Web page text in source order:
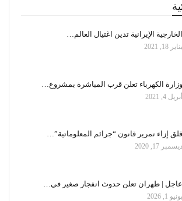
الخارجية الإيرانية تدين اغتيال العالم…
يناير 18, 2021
وزارة الكهرباء تعلن قرب المباشرة بمشروع…
أبريل 4, 2021
قلق إزاء تمرير قانون “جرائم المعلوماتية”…
ديسمبر 17, 2020
عاجل | طهران تعلن حدوث انفجار صغير في…
يونيو 1, 2026